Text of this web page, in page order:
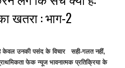
खतरा : भाग-2
केवल उनकी पसंद के विचार सही-गलत नहीं,
फेक न्यूज भावनात्मक प्रतिक्रिया के